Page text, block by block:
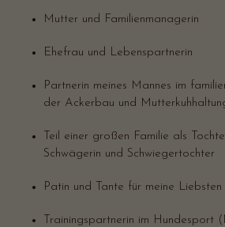
Mutter und Familienmanagerin
Ehefrau und Lebenspartnerin
Partnerin meines Mannes im
der Ackerbau und
Teil einer großen Familie als
Schwägerin und Schwiegertochter
Patin und Tante für meine Liebsten
Trainingspartnerin im Hundesport